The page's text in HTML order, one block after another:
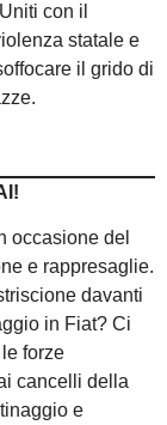
con il
statale e
il grido di
occasione del
e rappresaglie.
davanti
in Fiat? Ci
forze
cancelli della
e